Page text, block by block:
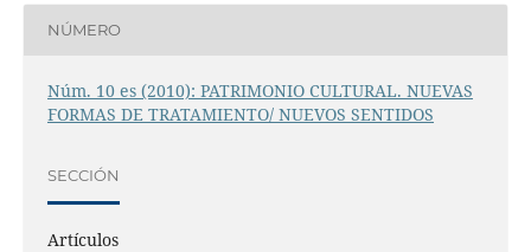
NÚMERO
Núm. 10 es (2010): PATRIMONIO CULTURAL. NUEVAS
FORMAS DE TRATAMIENTO/ NUEVOS SENTIDOS
SECCIÓN
Artículos